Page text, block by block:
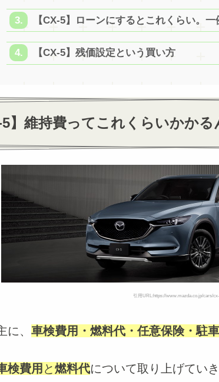
【CX-5】ローンにするとこれくらい。
【CX-5】残価設定という買い方
5】維持費ってこれくらいかかる
引用URL:https://www.mazda.co.jp/cars/
に、 車検費用・燃料代・任意保険・駐
検費用 と燃料代について取り上げてい